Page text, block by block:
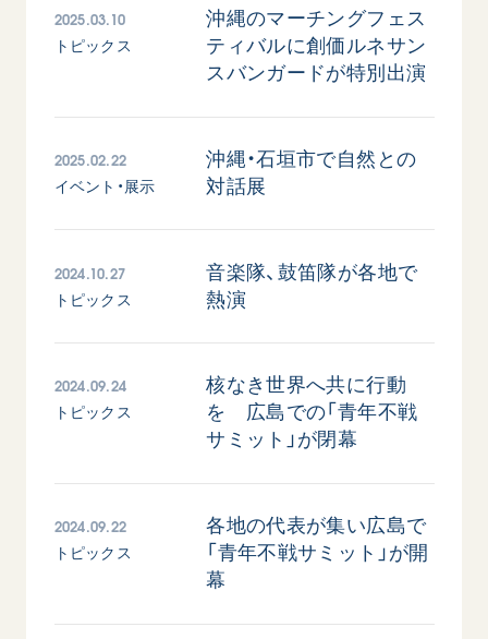
釈尊～法華経
第2代会長・戸田城聖先生
仏法を語る
主な行事
彼岸
「人権文化」「ジェンダー平等」を促進
「持続可能な開発目標（SDGs）」の取り組み
音楽活動
展示活動
教育本部の活動
図書贈呈
世界の創価学会の歴史
基本情報
組織・機構
略年表
道府県中心会館
小説『新・人間革命』『人間革命』要旨
関連リンク
聖教電子版
Soka Gakkai グローバルサイト
ご意見
ご利用にあたって
SOKA PICKS
2025.03.10
トピックス
沖縄のマーチングフェス
ティバルに創価ルネサン
スバンガードが特別出演
2025.02.22
イベント・展示
沖縄・石垣市で自然との
対話展
2024.10.27
トピックス
音楽隊、鼓笛隊が各地で
熱演
2024.09.24
トピックス
核なき世界へ共に行動
を 広島での「青年不戦
サミット」が閉幕
2024.09.22
トピックス
各地の代表が集い広島で
「青年不戦サミット」が開
幕